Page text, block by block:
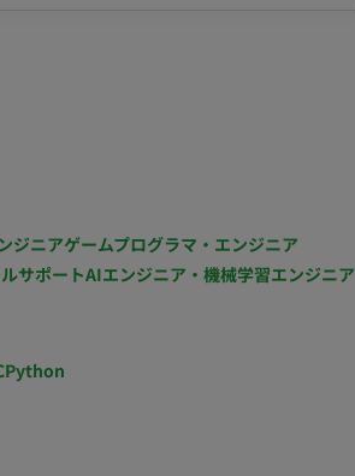
、運用。 担当工程：【要件定義・
モート稼働：フルリモート ・フレ
ジニアゲームプログラマ・エンジニア
サポートAIエンジニア・機械学習エンジニア
Python